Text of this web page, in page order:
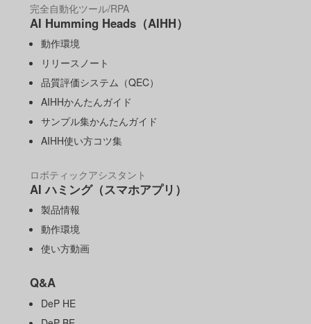
完全自動化ツール/RPA
AI Humming Heads（AIHH）
動作環境
リリースノート
品質評価システム（QEC）
AIHHかんたんガイド
サンプル集かんたんガイド
AIHH使い方コツ集
ロボティックアシスタント
AI ハミング（スマホアプリ）
製品情報
動作環境
使い方動画
Q&A
DeP HE